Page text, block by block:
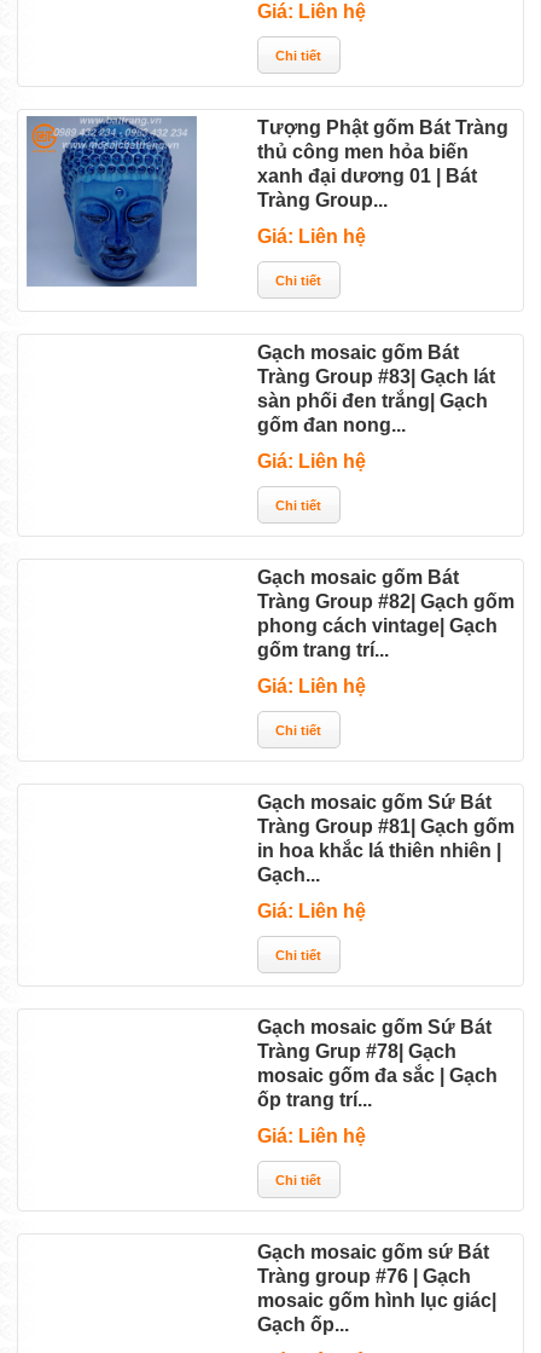
Giá: Liên hệ
Tượng Phật gốm Bát Tràng
thủ công men hỏa biến
xanh đại dương 01 | Bát
Tràng Group...
Giá: Liên hệ
Gạch mosaic gốm Bát
Tràng Group #83| Gạch lát
sàn phối đen trắng| Gạch
gốm đan nong...
Giá: Liên hệ
Gạch mosaic gốm Bát
Tràng Group #82| Gạch gốm
phong cách vintage| Gạch
gốm trang trí...
Giá: Liên hệ
Gạch mosaic gốm Sứ Bát
Tràng Group #81| Gạch gốm
in hoa khắc lá thiên nhiên |
Gạch...
Giá: Liên hệ
Gạch mosaic gốm Sứ Bát
Tràng Grup #78| Gạch
mosaic gốm đa sắc | Gạch
ốp trang trí...
Giá: Liên hệ
Gạch mosaic gốm sứ Bát
Tràng group #76 | Gạch
mosaic gốm hình lục giác|
Gạch ốp...